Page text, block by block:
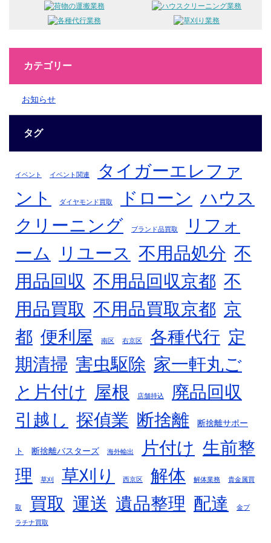
カテゴリー
お知らせ
タグ
イベント イベント関連
タイガーエレファ
ント
ダイヤモンド買取 ドローン ハウス
クリーニング
ブランド品買取
リフォ
ーム
リユース 不用品処分 不
用品回収 不用品回収京都 不
用品買取 不用品買取京都 京
都 便利屋 南区 右京区 各種代行 定
期清掃 害虫駆除 家一軒丸ご
と片付け 屋根 店舗持込 廃品回収
引越し 探偵業 断捨離 断捨離サポー
ト 断捨離バスターズ 海外輸出 片付け 生前整
理
草刈 草刈り 西京区 解体 解体業務 貴金属買
取 買取 運送 遺品整理 配達 金プ
ラチナ買取